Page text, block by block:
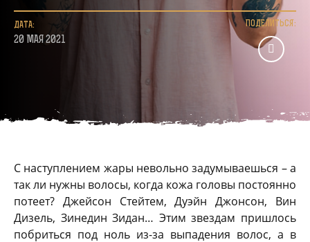
ДАТА:
20 МАЯ 2021
ПОДЕЛИТЬСЯ:
С наступлением жары невольно задумываешься – а
так ли нужны волосы, когда кожа головы постоянно
потеет? Джейсон Стейтем, Дуэйн Джонсон, Вин
Дизель, Зинедин Зидан… Этим звездам пришлось
побриться под ноль из-за выпадения волос, а в